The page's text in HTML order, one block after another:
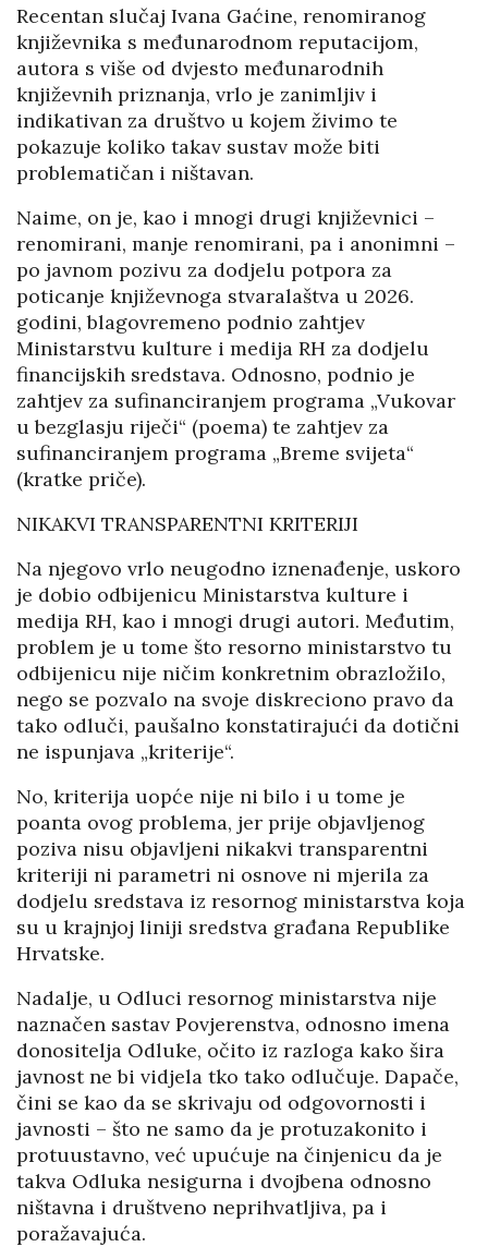
Recentan slučaj Ivana Gaćine, renomiranog
književnika s međunarodnom reputacijom,
autora s više od dvjesto međunarodnih
književnih priznanja, vrlo je zanimljiv i
indikativan za društvo u kojem živimo te
pokazuje koliko takav sustav može biti
problematičan i ništavan.
Naime, on je, kao i mnogi drugi književnici –
renomirani, manje renomirani, pa i anonimni –
po javnom pozivu za dodjelu potpora za
poticanje književnoga stvaralaštva u 2026.
godini, blagovremeno podnio zahtjev
Ministarstvu kulture i medija RH za dodjelu
financijskih sredstava. Odnosno, podnio je
zahtjev za sufinanciranjem programa „Vukovar
u bezglasju riječi“ (poema) te zahtjev za
sufinanciranjem programa „Breme svijeta“
(kratke priče).
NIKAKVI TRANSPARENTNI KRITERIJI
Na njegovo vrlo neugodno iznenađenje, uskoro
je dobio odbijenicu Ministarstva kulture i
medija RH, kao i mnogi drugi autori. Međutim,
problem je u tome što resorno ministarstvo tu
odbijenicu nije ničim konkretnim obrazložilo,
nego se pozvalo na svoje diskreciono pravo da
tako odluči, paušalno konstatirajući da dotični
ne ispunjava „kriterije“.
No, kriterija uopće nije ni bilo i u tome je
poanta ovog problema, jer prije objavljenog
poziva nisu objavljeni nikakvi transparentni
kriteriji ni parametri ni osnove ni mjerila za
dodjelu sredstava iz resornog ministarstva koja
su u krajnjoj liniji sredstva građana Republike
Hrvatske.
Nadalje, u Odluci resornog ministarstva nije
naznačen sastav Povjerenstva, odnosno imena
donositelja Odluke, očito iz razloga kako šira
javnost ne bi vidjela tko tako odlučuje. Dapače,
čini se kao da se skrivaju od odgovornosti i
javnosti – što ne samo da je protuzakonito i
protuustavno, već upućuje na činjenicu da je
takva Odluka nesigurna i dvojbena odnosno
ništavna i društveno neprihvatljiva, pa i
poražavajuća.